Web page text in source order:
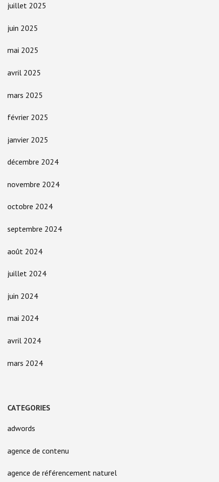
juillet 2025
juin 2025
mai 2025
avril 2025
mars 2025
février 2025
janvier 2025
décembre 2024
novembre 2024
octobre 2024
septembre 2024
août 2024
juillet 2024
juin 2024
mai 2024
avril 2024
mars 2024
CATEGORIES
adwords
agence de contenu
agence de référencement naturel